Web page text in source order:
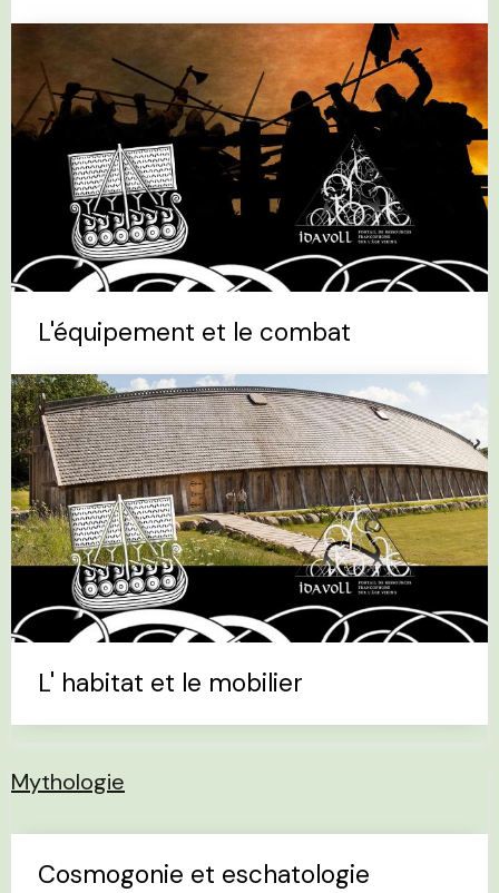
L'équipement et le combat
L' habitat et le mobilier
Mythologie
Cosmogonie et eschatologie